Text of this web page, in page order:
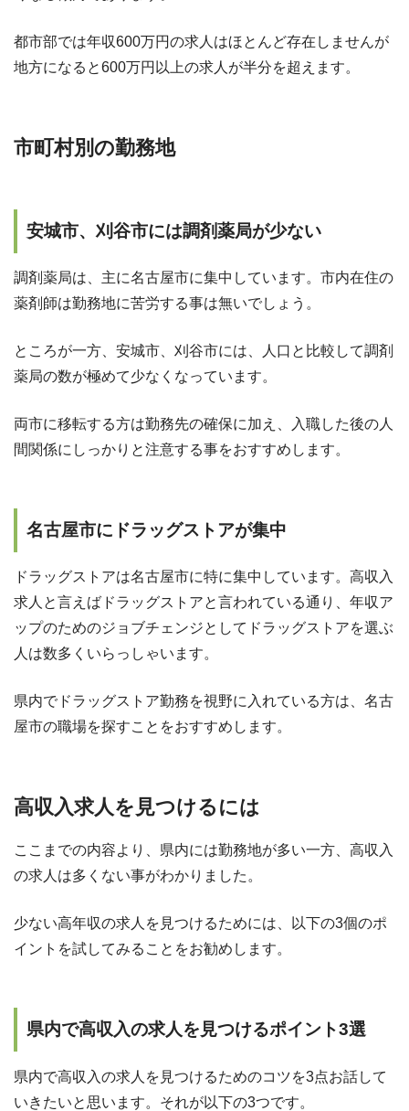
都市部では年収600万円の求人はほとんど存在しませんが
地方になると600万円以上の求人が半分を超えます。
市町村別の勤務地
安城市、刈谷市には調剤薬局が少ない
調剤薬局は、主に名古屋市に集中しています。市内在住の
薬剤師は勤務地に苦労する事は無いでしょう。
ところが一方、安城市、刈谷市には、人口と比較して調剤
薬局の数が極めて少なくなっています。
両市に移転する方は勤務先の確保に加え、入職した後の人
間関係にしっかりと注意する事をおすすめします。
名古屋市にドラッグストアが集中
ドラッグストアは名古屋市に特に集中しています。高収入
求人と言えばドラッグストアと言われている通り、年収ア
ップのためのジョブチェンジとしてドラッグストアを選ぶ
人は数多くいらっしゃいます。
県内でドラッグストア勤務を視野に入れている方は、名古
屋市の職場を探すことをおすすめします。
高収入求人を見つけるには
ここまでの内容より、県内には勤務地が多い一方、高収入
の求人は多くない事がわかりました。
少ない高年収の求人を見つけるためには、以下の3個のポ
イントを試してみることをお勧めします。
県内で高収入の求人を見つけるポイント3選
県内で高収入の求人を見つけるためのコツを3点お話して
いきたいと思います。それが以下の3つです。